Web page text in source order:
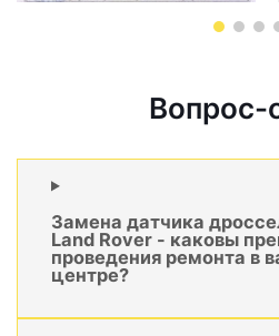
Вопрос-
Замена датчика
Land Rover - каковы
проведения ремонта в
центре?